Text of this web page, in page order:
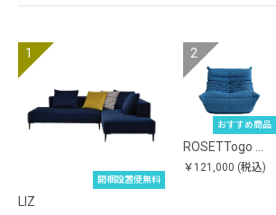
開梱設置便無料
LIZ
おすすめ商品
ROSETTogo …
￥121,000 (税込)